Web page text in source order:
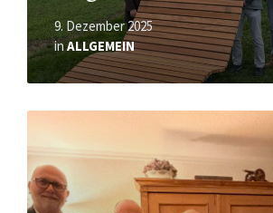
9. Dezember 2025
inALLGEMEIN
Mehr